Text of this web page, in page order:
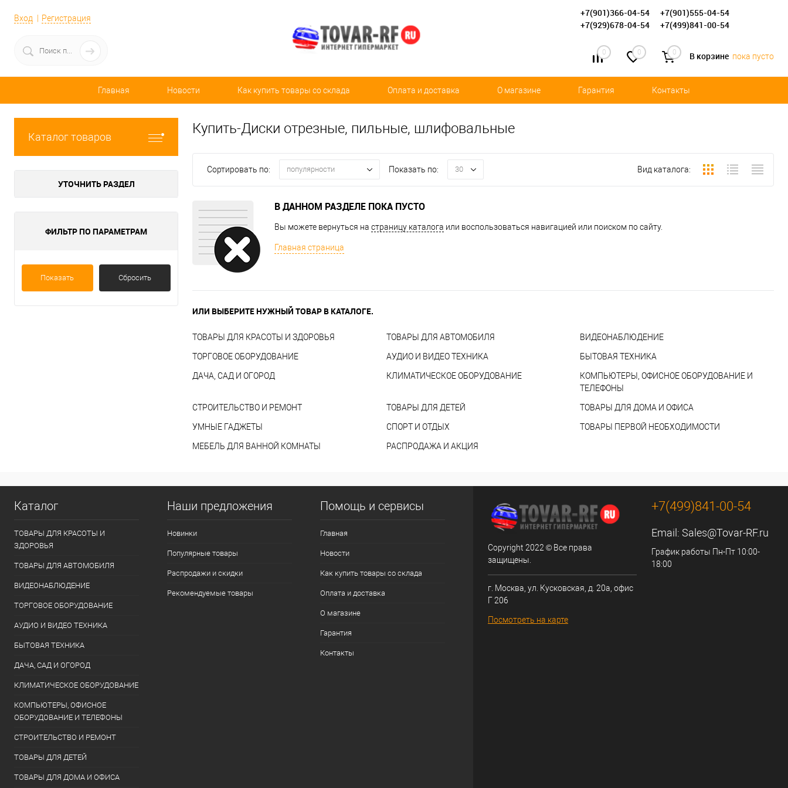
Вход Регистрация +7(901)366-04-54
+7(901)555-04-54
+7(929)678-04-54
+7(499)841-00-54
0 0 0 В корзине пока пусто
Главная Новости Как купить товары со склада Оплата и доставка О магазине Гарантия Контакты
Каталог товаров
УТОЧНИТЬ РАЗДЕЛ
ФИЛЬТР ПО ПАРАМЕТРАМ
Показать Сбросить
Купить-Диски отрезные, пильные, шлифовальные
Сортировать по: популярности Показать по: 30 Вид каталога:
В ДАННОМ РАЗДЕЛЕ ПОКА ПУСТО
Вы можете вернуться на страницу каталога или воспользоваться навигацией или поиском по сайту.
Главная страница
ИЛИ ВЫБЕРИТЕ НУЖНЫЙ ТОВАР В КАТАЛОГЕ.
ТОВАРЫ ДЛЯ КРАСОТЫ И ЗДОРОВЬЯ ТОВАРЫ ДЛЯ АВТОМОБИЛЯ ВИДЕОНАБЛЮДЕНИЕ
ТОРГОВОЕ ОБОРУДОВАНИЕ АУДИО И ВИДЕО ТЕХНИКА БЫТОВАЯ ТЕХНИКА
ДАЧА, САД И ОГОРОД КЛИМАТИЧЕСКОЕ ОБОРУДОВАНИЕ
КОМПЬЮТЕРЫ, ОФИСНОЕ ОБОРУДОВАНИЕ И
ТЕЛЕФОНЫ
СТРОИТЕЛЬСТВО И РЕМОНТ ТОВАРЫ ДЛЯ ДЕТЕЙ ТОВАРЫ ДЛЯ ДОМА И ОФИСА
УМНЫЕ ГАДЖЕТЫ СПОРТ И ОТДЫХ ТОВАРЫ ПЕРВОЙ НЕОБХОДИМОСТИ
МЕБЕЛЬ ДЛЯ ВАННОЙ КОМНАТЫ РАСПРОДАЖА И АКЦИЯ
Каталог
ТОВАРЫ ДЛЯ КРАСОТЫ И
ЗДОРОВЬЯ
ТОВАРЫ ДЛЯ АВТОМОБИЛЯ
ВИДЕОНАБЛЮДЕНИЕ
ТОРГОВОЕ ОБОРУДОВАНИЕ
АУДИО И ВИДЕО ТЕХНИКА
БЫТОВАЯ ТЕХНИКА
ДАЧА, САД И ОГОРОД
КЛИМАТИЧЕСКОЕ ОБОРУДОВАНИЕ
КОМПЬЮТЕРЫ, ОФИСНОЕ
ОБОРУДОВАНИЕ И ТЕЛЕФОНЫ
СТРОИТЕЛЬСТВО И РЕМОНТ
ТОВАРЫ ДЛЯ ДЕТЕЙ
ТОВАРЫ ДЛЯ ДОМА И ОФИСА
Наши предложения
Новинки
Популярные товары
Распродажи и скидки
Рекомендуемые товары
Помощь и сервисы
Главная
Новости
Как купить товары со склада
Оплата и доставка
О магазине
Гарантия
Контакты
Copyright 2022 © Все права
защищены.
г. Москва, ул. Кусковская, д. 20а, офис
Г 206
Посмотреть на карте
+7(499)841-00-54
Email: Sales@Tovar-RF.ru
График работы Пн-Пт 10:00-
18:00